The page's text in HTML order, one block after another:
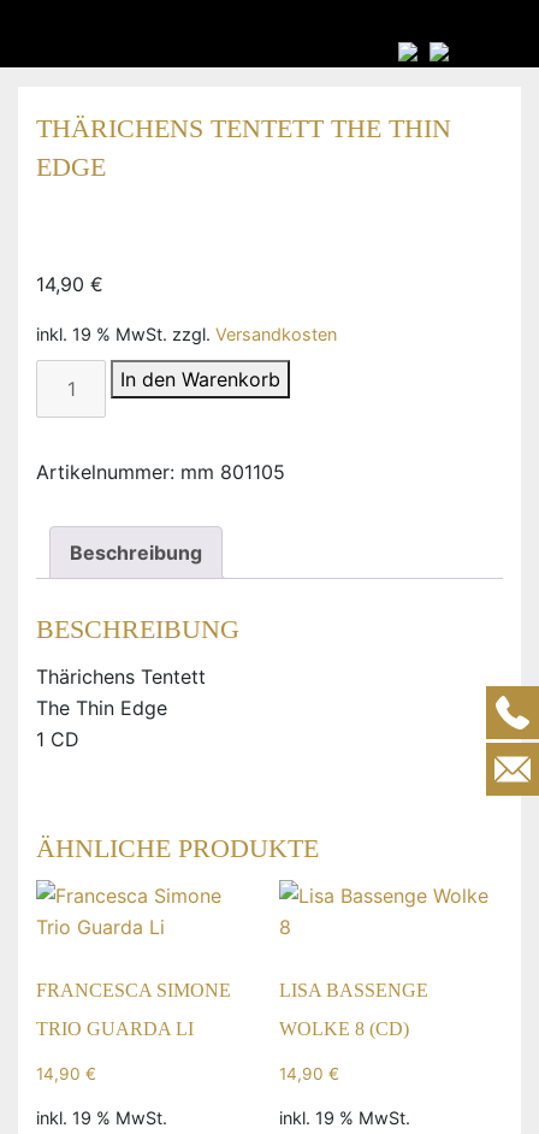
THÄRICHENS TENTETT THE THIN
EDGE
14,90 €
inkl. 19 % MwSt. zzgl. Versandkosten
Thärichens
Thin
Menge
In den Warenkorb
Artikelnummer: mm 801105
Beschreibung
BESCHREIBUNG
Thärichens Tentett
The Thin Edge
1 CD
ÄHNLICHE PRODUKTE
FRANCESCA SIMONE
TRIO GUARDA LI
14,90 €
inkl. 19 % MwSt.
LISA BASSENGE
WOLKE 8 (CD)
14,90 €
inkl. 19 % MwSt.